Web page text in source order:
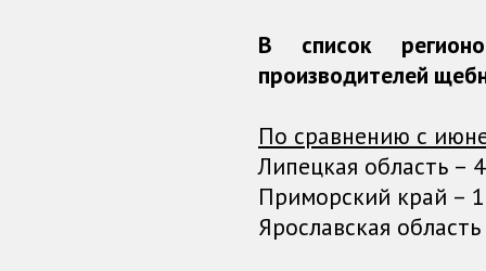
В список
производителей
По сравнению с
Липецкая область –
Приморский край –
Ярославская